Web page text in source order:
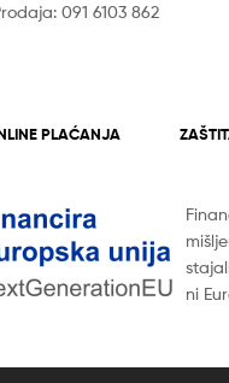
091 6103 862
PLAĆANJA
ni